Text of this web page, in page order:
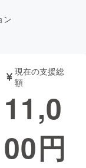
書籍・雑誌
チャレンジ
ン
現在の支援総
額
11,0
00円